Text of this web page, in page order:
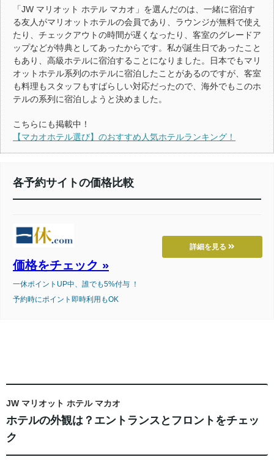
「JW マリオット ホテル マカオ」を選んだのは、一緒に宿泊す
る友人がマリオットホテルの会員であり、ラウンジが無料で使え
たり、チェックアウトの時間が遅くなったり、客室のグレードア
ップなどが特典としてあったからです。私が誕生日であったこと
もあり、高級ホテルに宿泊することになりました。日本でもマリ
オットホテル系列のホテルに宿泊したことがあるのですが、客室
も料理もスタッフもすばらしい対応だったので、海外でもこのホ
テルの系列に宿泊しようと決めました。
こちらにも掲載中！
【マカオホテル選び】のおすすめ人気ホテルランキング！
各予約サイトの価格比較
詳細を見る
価格をチェック »
一休ポイントUP中、誰でも5%付与 ！
予約時にポイント即時利用もOK
JW マリオット ホテル マカオ
ホテルの外観は？エントランスとフロントをチェッ
ク